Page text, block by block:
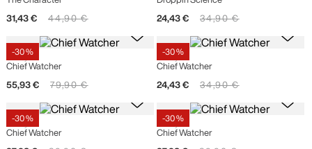
31,43 € 44,90 € 24,43 € 34,90 €
-30 %
Grimey
Chief Watcher
55,93 € 79,90 €
-30 %
Grimey
Chief Watcher
24,43 € 34,90 €
-30 %
Grimey
Chief Watcher
-30 %
Grimey
Chief Watcher